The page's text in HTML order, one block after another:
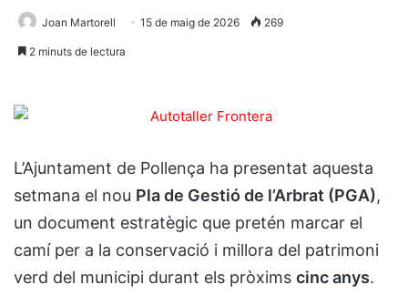
Joan Martorell 15 de maig de 2026 269
2 minuts de lectura
L’Ajuntament de Pollença ha presentat aquesta
setmana el nou Pla de Gestió de l’Arbrat (PGA),
un document estratègic que pretén marcar el
camí per a la conservació i millora del patrimoni
verd del municipi durant els pròxims cinc anys.